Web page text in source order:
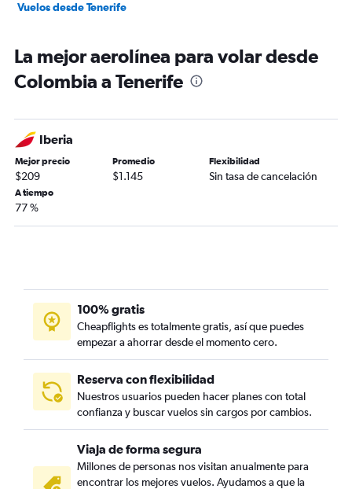
Vuelos desde Tenerife
La mejor aerolínea para volar desde
Colombia a Tenerife
Iberia
Mejor precio
$209
Promedio
$1.145
Flexibilidad
Sin tasa de cancelación
A tiempo
77 %
100% gratis
Cheapflights es totalmente gratis, así que puedes
empezar a ahorrar desde el momento cero.
Reserva con flexibilidad
Nuestros usuarios pueden hacer planes con total
confianza y buscar vuelos sin cargos por cambios.
Viaja de forma segura
Millones de personas nos visitan anualmente para
encontrar los mejores vuelos. Ayudamos a que la